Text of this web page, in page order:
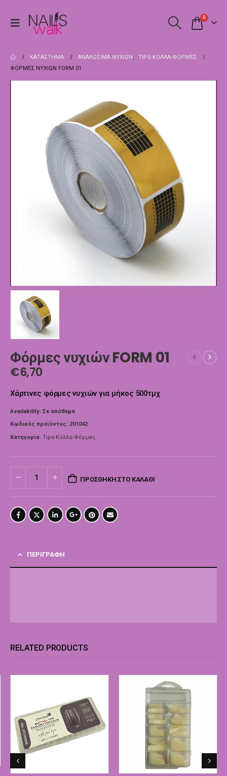
0
ΚΑΤΆΣΤΗΜΑ ΑΝΑΛΏΣΙΜΑ ΝΥΧΙΏΝ,
TIPS-ΚΌΛΛΑ-ΦΌΡΜΕΣ
ΦΌΡΜΕΣ ΝΥΧΙΏΝ FORM 01
Φόρμες νυχιών FORM 01
€6,70
Χάρτινες φόρμες νυχιών για μήκος 500τμχ
Availability: Σε απόθεμα
Κωδικός προϊόντος: 201042
Κατηγορία: Tips-Κόλλα-Φόρμες
ΠΡΟΣΘΉΚΗ ΣΤΟ ΚΑΛΆΘΙ
ΠΕΡΙΓΡΑΦΉ
RELATED PRODUCTS